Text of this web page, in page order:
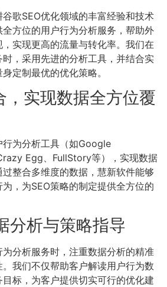
歌SEO优化领域的丰富经验和技术
方位的用户行为分析服务，帮助外
实现更高的流量与转化率。我们在
，采用先进的分析工具，并结合实
定制最优的优化策略。
，实现数据全方位覆
为分析工具（如Google
Egg、FullStory等），实现数据
整合多维度的数据，慧新软件能够
，为SEO策略的制定提供全方位的
分析与策略指导
分析服务时，注重数据分析的精准
我们不仅帮助客户解读用户行为数
标，为客户提供切实可行的优化建